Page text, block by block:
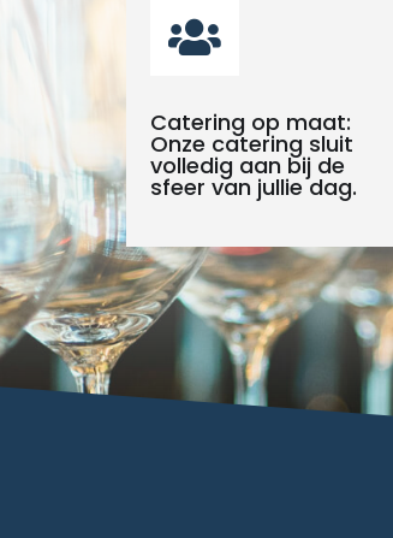

Catering op maat:
Onze catering sluit
volledig aan bij de
sfeer van jullie dag.